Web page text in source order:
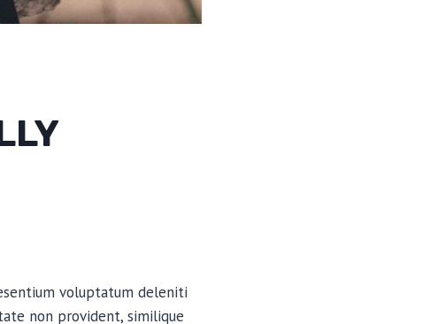
voluptatum deleniti
non provident, similique